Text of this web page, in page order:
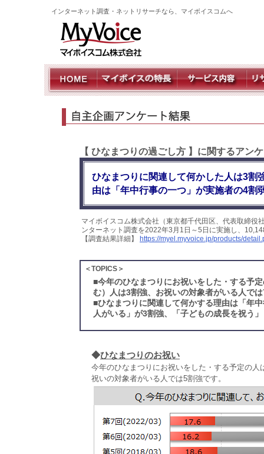
インターネット調査・ネットリサーチなら、マイボイスコムへ
【 ひなまつりの過ごし方 】に関するアン
ひなまつりに関連して何かした人は3割
由は「年中行事の一つ」が実施者の4割
マイボイスコム株式会社（東京都千代田区、代表取締
ンターネット調査を2022年3月1日～5日に実施し、
【調査結果詳細】
https://myel.myvoice.jp/products/
＜TOPICS＞
■今年のひなまつりにお祝いをした・する予
む）人は3割強、お祝いの対象者がいる人で
■ひなまつりに関連して何かする理由は「年
人がいる」が3割強、「子どもの成長を祝う
◆ひなまつりのお祝い
今年のひなまつりにお祝いをした・する予定の
祝いの対象者がいる人では5割強です。